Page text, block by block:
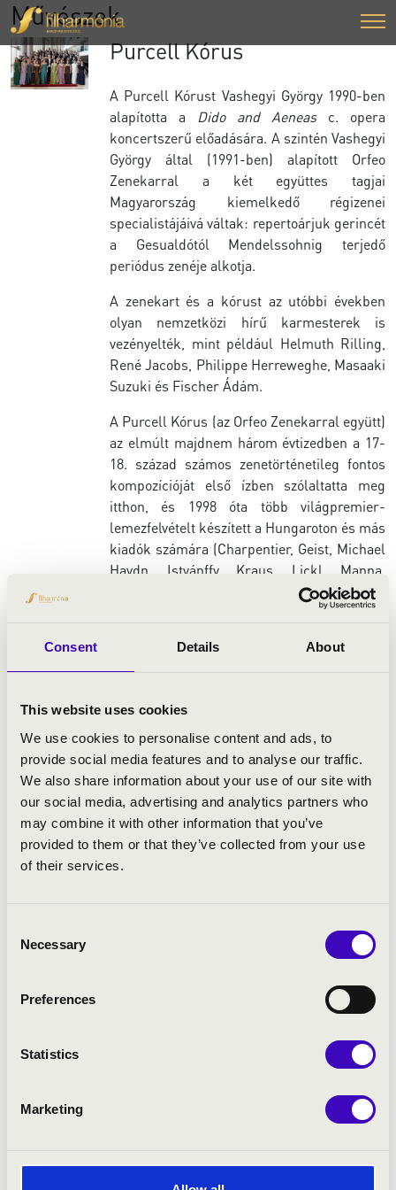
Consent Details About
This website uses cookies
We use cookies to personalise content and ads, to
provide social media features and to analyse our traffic.
We also share information about your use of our site with
our social media, advertising and analytics partners who
may combine it with other information that you’ve
provided to them or that they’ve collected from your use
of their services.
Selection
Necessary
Preferences
Statistics
Marketing
Művészek
Purcell Kórus
A Purcell Kórust Vashegyi György 1990-ben
alapította a Dido and Aeneasc. opera
koncertszerű előadására. A szintén Vashegyi
György által (1991-ben) alapított Orfeo
Zenekarral a két együttes tagjai
Magyarország kiemelkedő régizenei
specialistájáivá váltak: repertoárjuk gerincét
a Gesualdótól Mendelssohnig terjedő
periódus zenéje alkotja.
A zenekart és a kórust az utóbbi években
olyan nemzetközi hírű karmesterek is
vezényelték, mint például Helmuth Rilling,
René Jacobs, Philippe Herreweghe, Masaaki
Suzuki és Fischer Ádám.
A Purcell Kórus (az Orfeo Zenekarral együtt)
az elmúlt majdnem három évtizedben a 17-
18. század számos zenetörténetileg fontos
kompozícióját első ízben szólaltatta meg
itthon, és 1998 óta több világpremier-
lemezfelvételt készített a Hungaroton és más
kiadók számára (Charpentier, Geist, Michael
Haydn, Istvánffy, Kraus, Lickl, Manna,
Méhul, Tartini, Tunder és Conti műveiből).
2014 óta a Versailles-i Barokk Zenei
amelyből a következő francia barokk
hangfelvételek jelentek meg a Glossa kiadó
Polymniecímű "ballet héroique"-jának
világpremier-rögzítése 2015 januárjában;
2016 tavaszán MondonvilleNagy Motetták
című hanglemeze, majd azIsbé
világbemutató-előadása; azUn opéra pour
trois rois (Opera három királynak)
című,Benoît Dratwickiáltal összeállított
opéra-pastiche 2017 őszén; Rameau
Les Fêtes de Polymnie, az
Nais
lemez
Les Fêtes de Polymnieés
lemez a Preis der deutschen
Schallplattenkritik - Német Hanglemezdíjat,
illetve az első említett lemez a kitüntető
A Purcell Kórus számos meghívásnak tesz